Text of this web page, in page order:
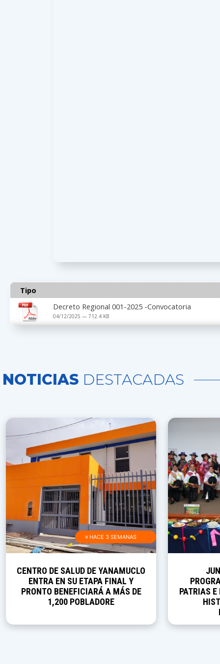
Tipo
Decreto Regional 001-2025 -Convocatoria
04/12/2025 — 712.4 KB
NOTICIAS DESTACADAS
≡ HACE 3 SEMANAS
CENTRO DE SALUD DE YANAMUCLO
ENTRA EN SU ETAPA FINAL Y
PRONTO BENEFICIARÁ A MÁS DE
1,200 POBLADORE
PATRIAS